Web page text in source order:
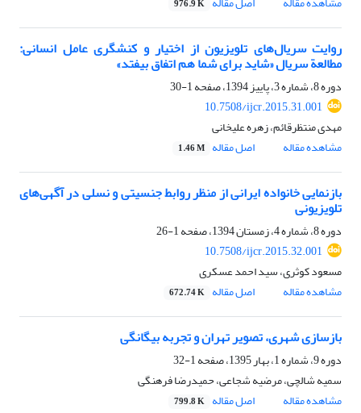
976.9 K
روایت سریال‌های تلویزیون از اختیار و کنشگری عامل انسانی:
مطالعة سریال «شاید برای شما هم اتفاق بیفتد»
دوره 8، شماره 3، پاییز 1394، صفحه
1-30
10.7508/ijcr.2015.31.001
مهدی منتظرقائم، زهره علیخانی
مشاهده مقاله
اصل مقاله 1.46 M
بازنمایی خانواده ایرانی از منظر روابط جنسیتی و نسلی در آگهی‌های
تلویزیونی
دوره 8، شماره 4، زمستان 1394، صفحه
1-26
10.7508/ijcr.2015.32.001
مسعود کوثری، سید احمد عسکری
مشاهده مقاله
اصل مقاله 672.74 K
بازسازی شهری، تصویر تهران و تجربه بیگانگی
دوره 9، شماره 1، بهار 1395، صفحه
1-32
سمیه شالچی، مرضیه شجاعی، حمیدرضا فرهنگی
مشاهده مقاله
اصل مقاله 799.8 K